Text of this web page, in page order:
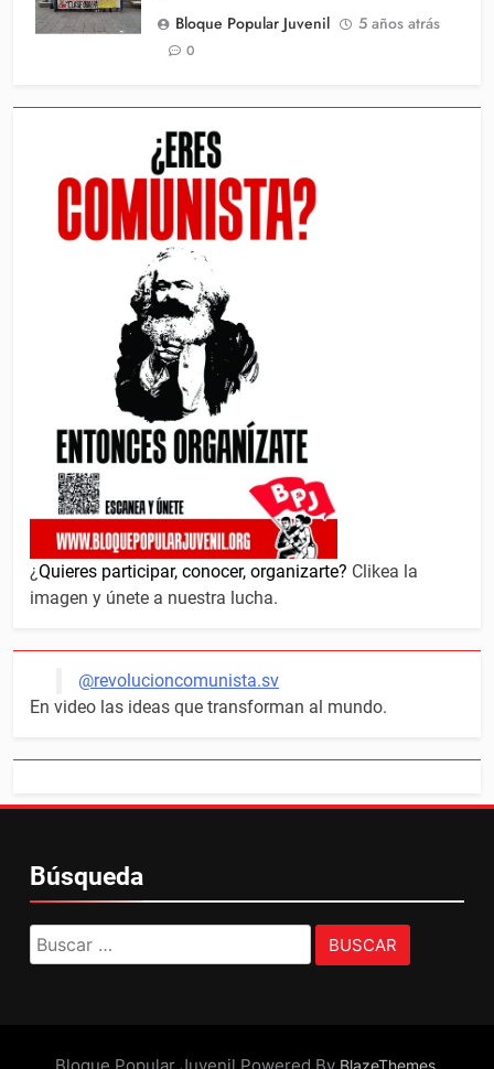
Bloque Popular Juvenil
5 años atrás
0
¿Quieres participar, conocer, organizarte? Clikea la
imagen y únete a nuestra lucha.
@revolucioncomunista.sv
En video las ideas que transforman al mundo.
Búsqueda
Buscar: